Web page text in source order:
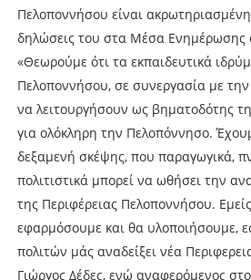
Πελοποννήσου είναι
δηλώσεις του στα Μέσα Ενημέρωσης
«Θεωρούμε ότι τα εκπαιδευτικά
Πελοποννήσου, σε συνεργασία με την
να λειτουργήσουν ως βηματοδότης
για ολόκληρη την Πελοπόννησο.
δεξαμενή σκέψης, που παραγωγικά,
πολιτιστικά μπορεί να ωθήσει την
της Περιφέρειας Πελοποννήσου.
εφαρμόσουμε και θα υλοποιήσουμε,
πολιτών μάς αναδείξει νέα
Γιώργος Δέδες, ενώ αναφερόμενος